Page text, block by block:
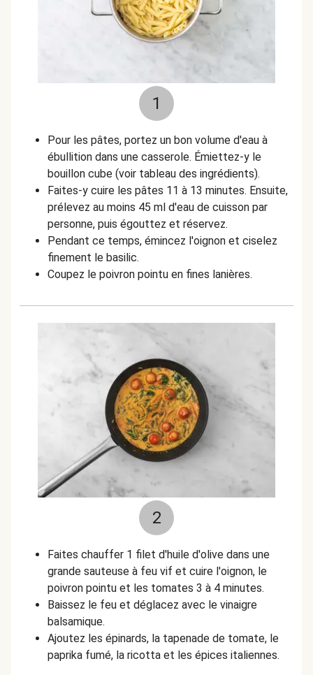
1
Pour les pâtes, portez un bon volume d'eau à
ébullition dans une casserole. Émiettez-y le
bouillon cube (voir tableau des ingrédients).
Faites-y cuire les pâtes 11 à 13 minutes. Ensuite,
prélevez au moins 45 ml d'eau de cuisson par
personne, puis égouttez et réservez.
Pendant ce temps, émincez l'oignon et ciselez
finement le basilic.
Coupez le poivron pointu en fines lanières.
2
Faites chauffer 1 filet d'huile d'olive dans une
grande sauteuse à feu vif et cuire l'oignon, le
poivron pointu et les tomates 3 à 4 minutes.
Baissez le feu et déglacez avec le vinaigre
balsamique.
Ajoutez les épinards, la tapenade de tomate, le
paprika fumé, la ricotta et les épices italiennes.